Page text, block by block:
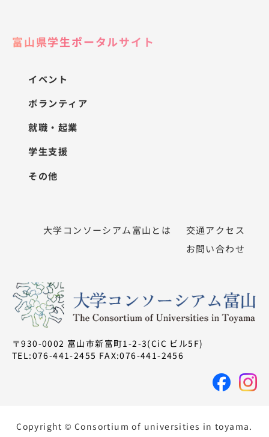
富山県学生ポータルサイト
イベント
ボランティア
就職・起業
学生支援
その他
大学コンソーシアム富山とは
交通アクセス
お問い合わせ
〒930-0002 富山市新富町1-2-3(CiC ビル5F)
TEL:076-441-2455 FAX:076-441-2456
Copyright © Consortium of universities in toyama.